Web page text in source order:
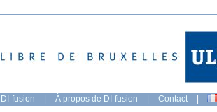
fusion | À propos de DI-fusion | Contact |